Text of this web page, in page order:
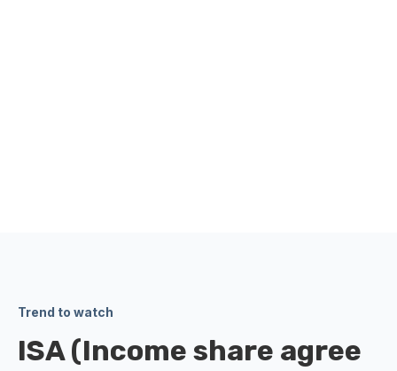
Trend to watch
ISA (Income share agree